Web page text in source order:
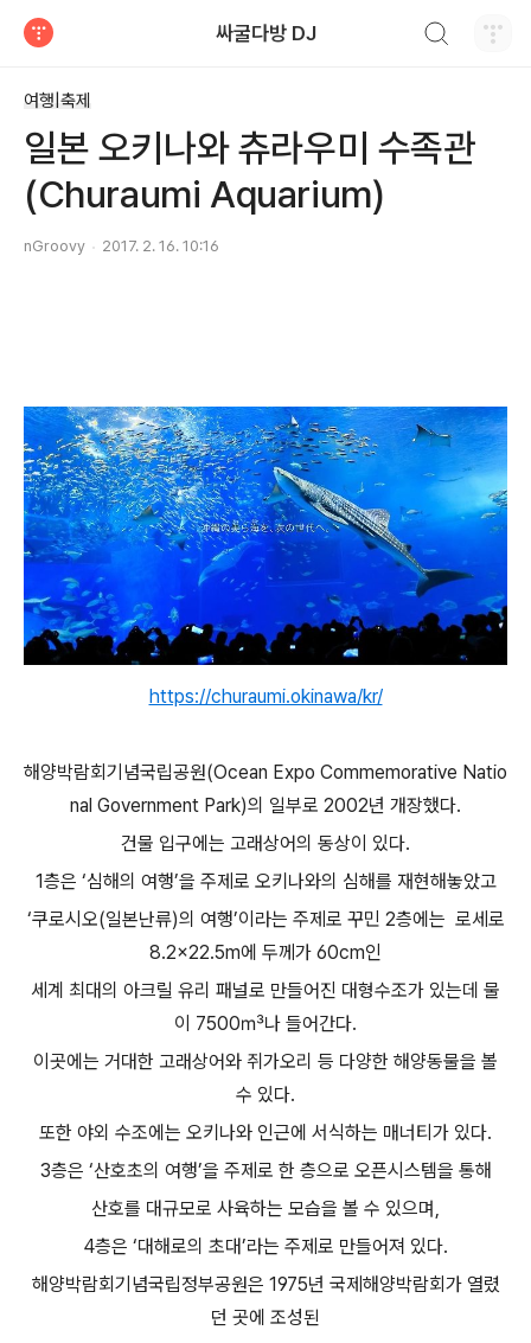
싸굴다방 DJ
여행|축제
일본 오키나와 츄라우미 수족관
(Churaumi Aquarium)
nGroovy 2017. 2. 16. 10:16
https://churaumi.okinawa/kr/
해양박람회기념국립공원(Ocean Expo Commemorative Natio
nal Government Park)의 일부로 2002년 개장했다.
건물 입구에는 고래상어의 동상이 있다.
1층은 ‘심해의 여행’을 주제로 오키나와의 심해를 재현해놓았고
‘쿠로시오(일본난류)의 여행’이라는 주제로 꾸민 2층에는 로세로
8.2×22.5m에 두께가 60cm인
세계 최대의 아크릴 유리 패널로 만들어진 대형수조가 있는데 물
이 7500㎥나 들어간다.
이곳에는 거대한 고래상어와 쥐가오리 등 다양한 해양동물을 볼
수 있다.
또한 야외 수조에는 오키나와 인근에 서식하는 매너티가 있다.
3층은 ‘산호초의 여행’을 주제로 한 층으로 오픈시스템을 통해
산호를 대규모로 사육하는 모습을 볼 수 있으며,
4층은 ‘대해로의 초대’라는 주제로 만들어져 있다.
해양박람회기념국립정부공원은 1975년 국제해양박람회가 열렸
던 곳에 조성된